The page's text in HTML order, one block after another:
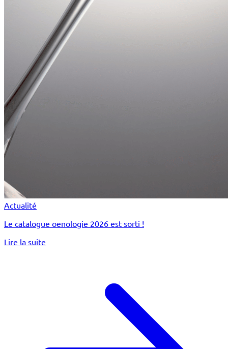
Actualité
Le catalogue oenologie 2026 est sorti !
Lire la suite